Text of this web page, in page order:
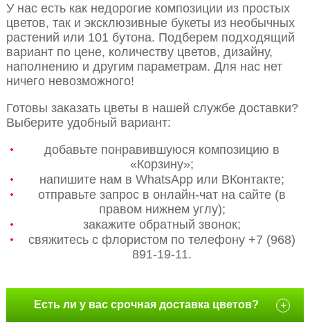
У нас есть как недорогие композиции из простых
цветов, так и эксклюзивные букеты из необычных
растений или 101 бутона. Подберем подходящий
вариант по цене, количеству цветов, дизайну,
наполнению и другим параметрам. Для нас нет
ничего невозможного!
Готовы заказать цветы в нашей службе доставки?
Выберите удобный вариант:
добавьте понравившуюся композицию в
«Корзину»;
напишите нам в WhatsApp или ВКонтакте;
отправьте запрос в онлайн-чат на сайте (в
правом нижнем углу);
закажите обратный звонок;
свяжитесь с флористом по телефону +7 (968)
891-19-11.
Есть ли у вас срочная доставка цветов? +